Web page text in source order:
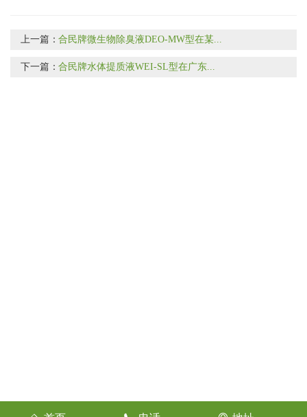
上一篇：合民牌微生物除臭液DEO-MW型在某...
下一篇：合民牌水体提质液WEI-SL型在广东...